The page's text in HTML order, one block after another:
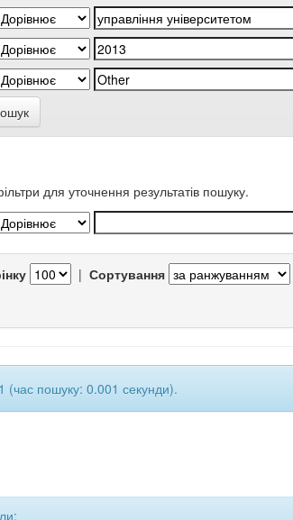
для уточнення результатів пошуку.
| Сортування
(час пошуку: 0.001 секунди).